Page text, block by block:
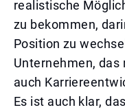
realistische
zu bekommen,
Position zu
Unternehmen, das
auch
Es ist auch klar,